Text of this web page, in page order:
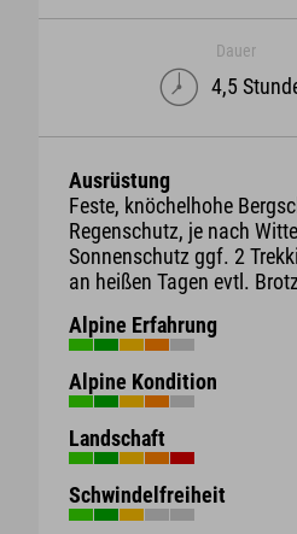
Dauer
4,5
Ausrüstung
Feste, knöchelhohe
Regenschutz, je nach
Sonnenschutz ggf. 2
an heißen Tagen evtl.
Alpine Erfahrung
Alpine Kondition
Landschaft
Schwindelfreiheit